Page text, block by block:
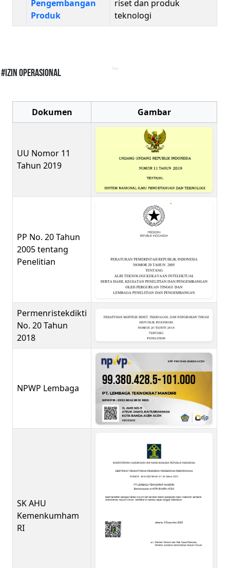
Pengembangan
Produk
riset dan produk
teknologi
#Izin Operasional
Dokumen Gambar
UU Nomor 11
Tahun 2019
PP No. 20 Tahun
2005 tentang
Penelitian
Permenristekdikti
No. 20 Tahun
2018
NPWP Lembaga
SK AHU
Kemenkumham
RI